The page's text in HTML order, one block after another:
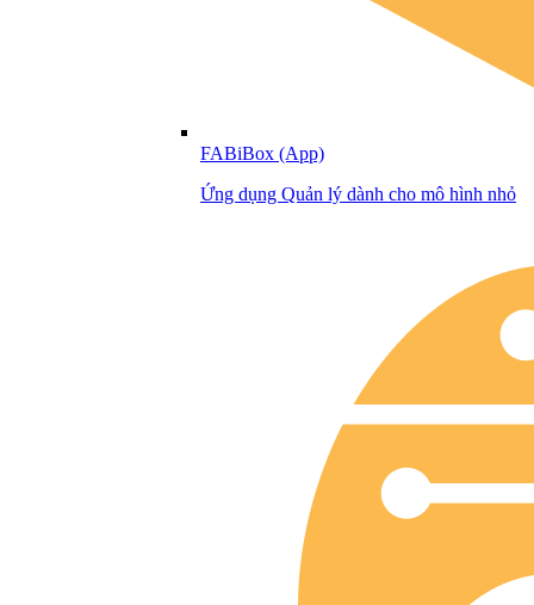
FABiBox (App)
Ứng dụng Quản lý dành cho mô hình nhỏ